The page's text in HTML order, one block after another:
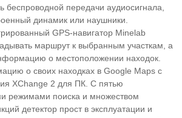
беспроводной передачи аудиосигнала,
динамик или наушники.
GPS-навигатор Minelab
маршрут к выбранным участкам, а
о местоположении находок.
о своих находках в Google Maps с
XChange 2 для ПК. С пятью
режимами поиска и множеством
детектор прост в эксплуатации и